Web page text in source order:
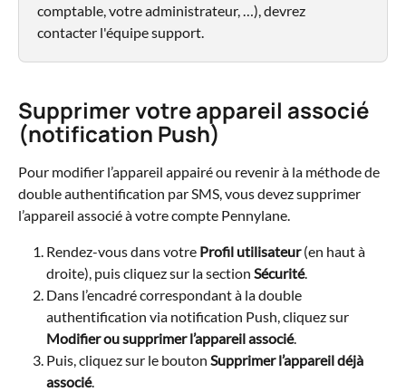
comptable, votre administrateur, …), devrez
contacter l'équipe support.
Supprimer votre appareil associé
(notification Push)
Pour modifier l’appareil appairé ou revenir à la méthode de
double authentification par SMS, vous devez supprimer
l’appareil associé à votre compte Pennylane.
Rendez-vous dans votre Profil utilisateur (en haut à
droite), puis cliquez sur la section Sécurité.
Dans l’encadré correspondant à la double
authentification via notification Push, cliquez sur
Modifier ou supprimer l’appareil associé.
Puis, cliquez sur le bouton Supprimer l’appareil déjà
associé.